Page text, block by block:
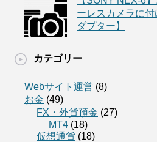
ーレスカメラに
ダプター】
カテゴリー
Webサイト運営 (8)
お金 (49)
FX・外貨預金 (27)
MT4 (18)
仮想通貨 (18)